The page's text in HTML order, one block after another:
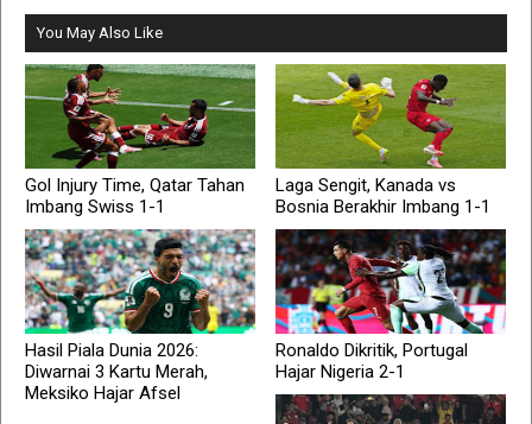
You May Also Like
Gol Injury Time, Qatar Tahan
Imbang Swiss 1-1
Laga Sengit, Kanada vs
Bosnia Berakhir Imbang 1-1
Hasil Piala Dunia 2026:
Diwarnai 3 Kartu Merah,
Meksiko Hajar Afsel
Ronaldo Dikritik, Portugal
Hajar Nigeria 2-1